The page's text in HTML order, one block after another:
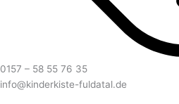
0157 – 58 55 76 35
info@kinderkiste-fuldatal.de